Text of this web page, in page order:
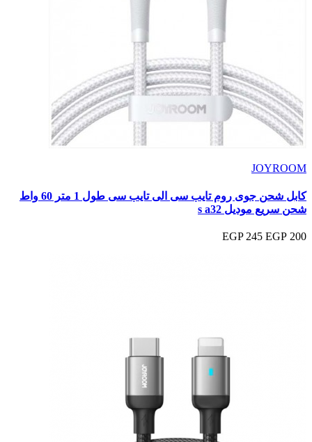
JOYROOM
كابل شحن جوى روم تايب سى الى تايب سى طول 1 متر 60 واط
شحن سريع موديل s a32
200 EGP
245 EGP